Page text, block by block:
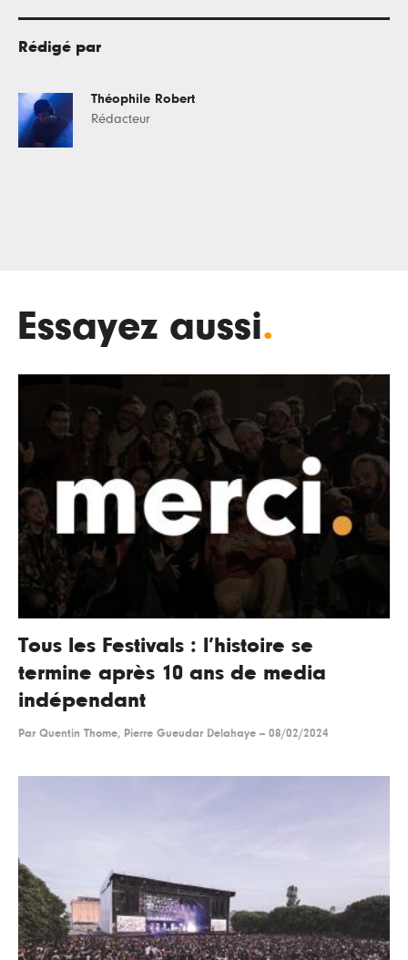
Rédigé par
Théophile Robert
Rédacteur
Essayez aussi.
Tous les Festivals : l’histoire se
termine après 10 ans de media
indépendant
Par Quentin Thome, Pierre Gueudar Delahaye -- 08/02/2024